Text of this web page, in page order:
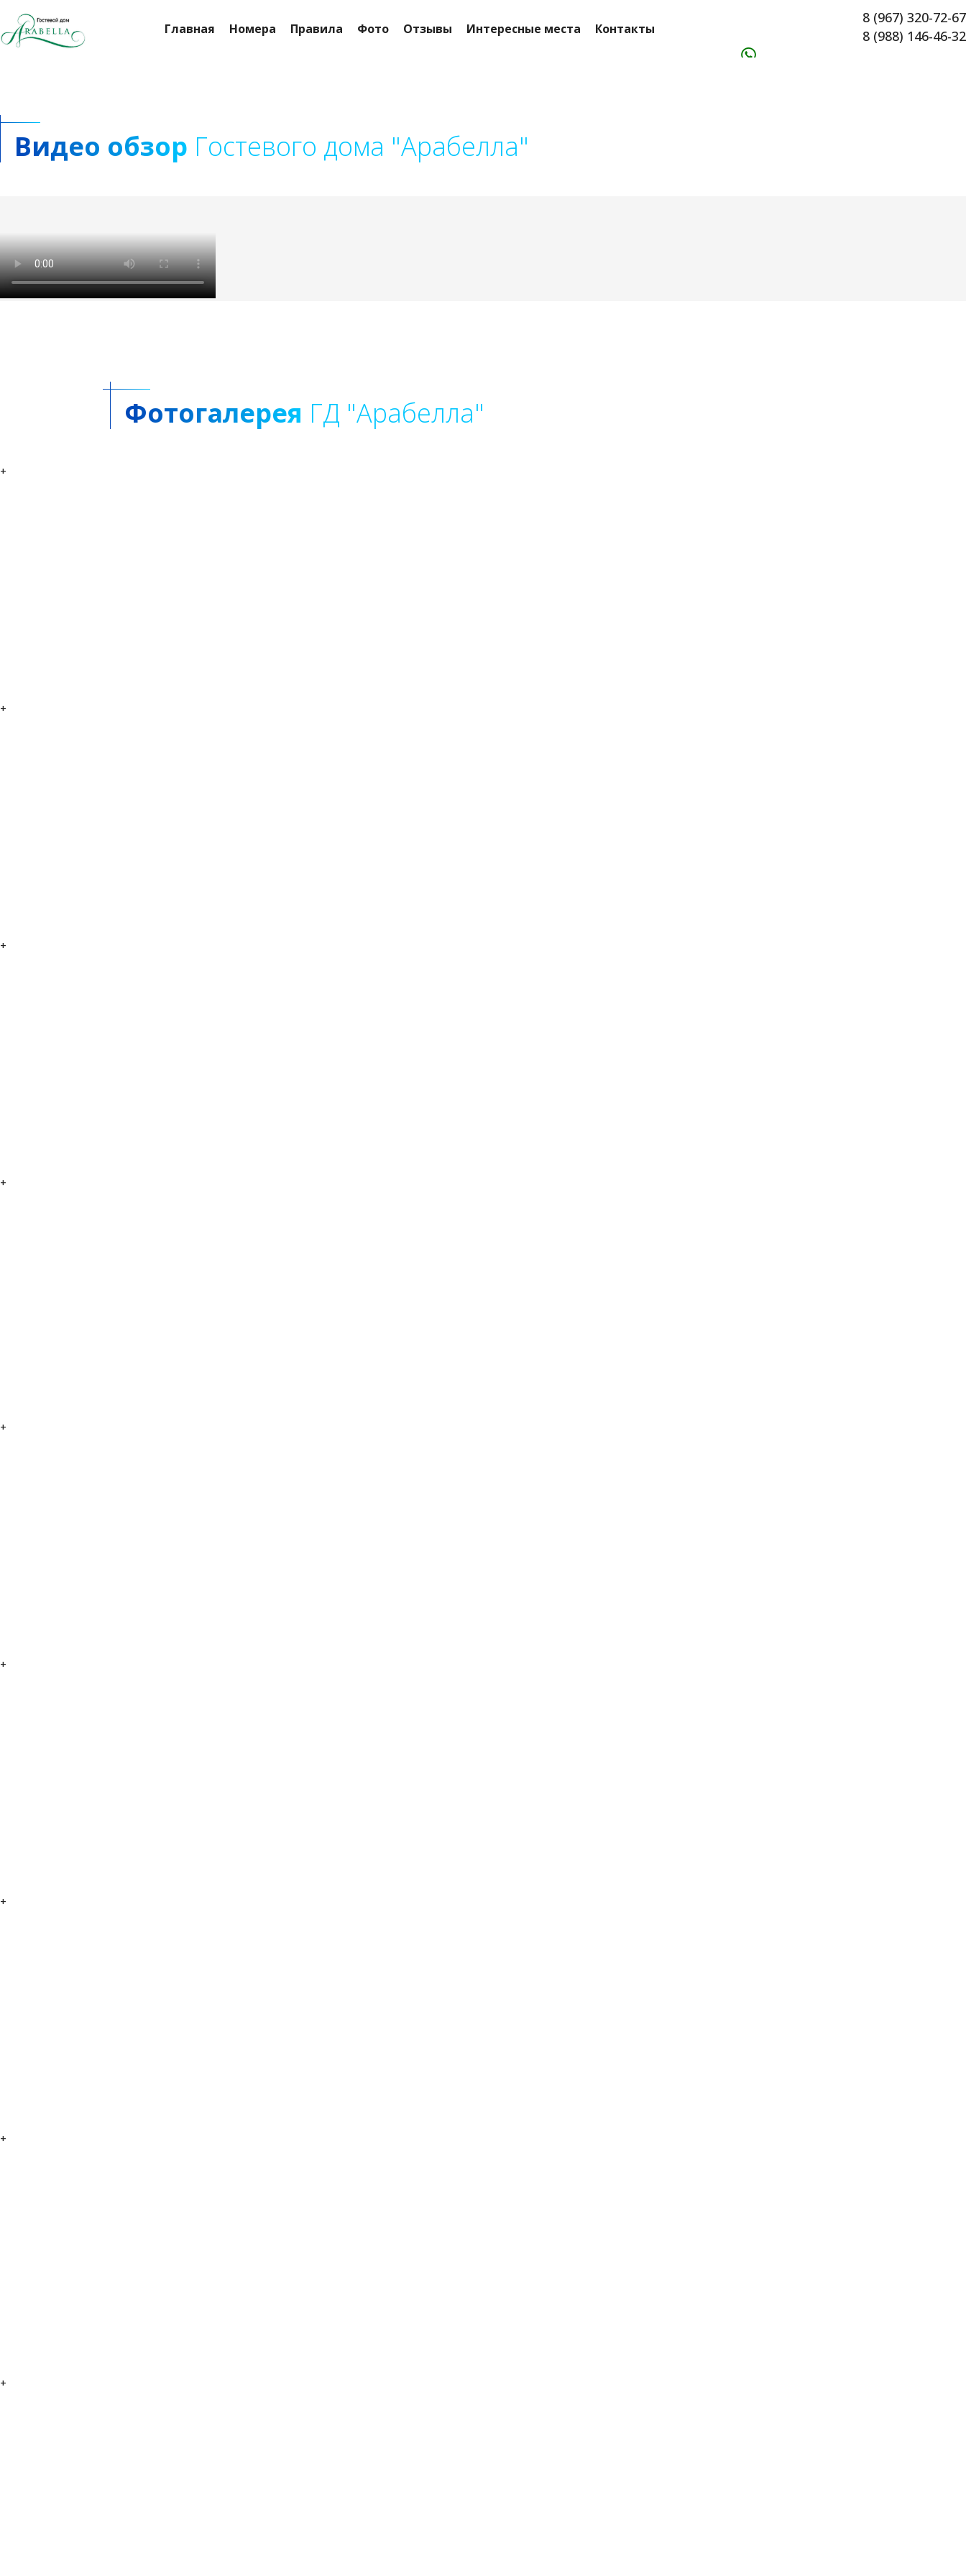
Главная Номера Правила Фото Отзывы Интересные места Контакты
8 (967) 320-72-67
8 (988) 146-46-32
Видео обзор Гостевого дома "Арабелла"
Фотогалерея ГД "Арабелла"
+
+
+
+
+
+
+
+
+